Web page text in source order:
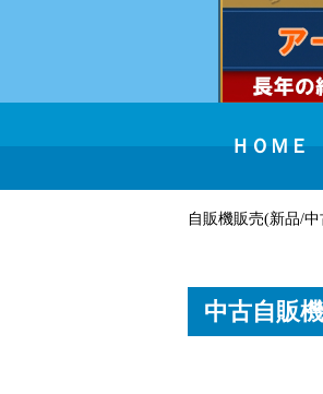
ＨＯＭＥ
自販機販売(新品/
中古自販